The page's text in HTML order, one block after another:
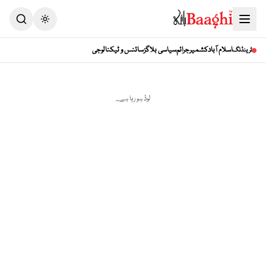
Toggle theme
ٹرینڈنگاسلام آبادکشمیرجرائمسیاسی بلاگزسائنس و ٹیکنالوجی
لوڈ ہو رہا ہے...